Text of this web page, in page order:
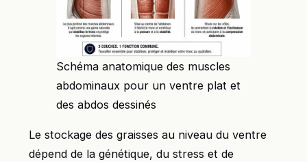
Schéma anatomique des muscles
abdominaux pour un ventre plat et
des abdos dessinés
Le stockage des graisses au niveau du ventre
dépend de la génétique, du stress et de